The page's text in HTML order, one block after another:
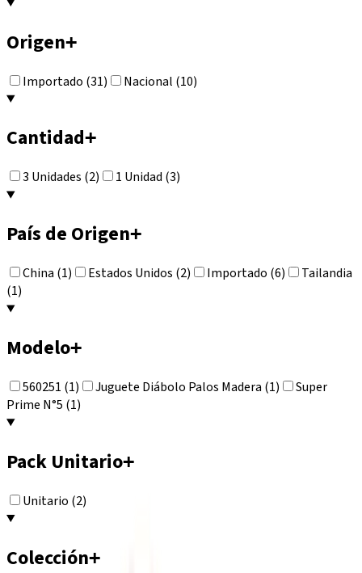
Origen+
Importado (31) Nacional (10)
Cantidad+
3 Unidades (2) 1 Unidad (3)
País de Origen+
China (1) Estados Unidos (2) Importado (6)
Tailandia
(1)
Modelo+
560251 (1) Juguete Diábolo Palos Madera (1)
Super
Prime N°5 (1)
Pack Unitario+
Unitario (2)
Colección+